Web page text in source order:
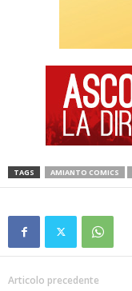
TAGS AMIANTO COMICS
Articolo precedente